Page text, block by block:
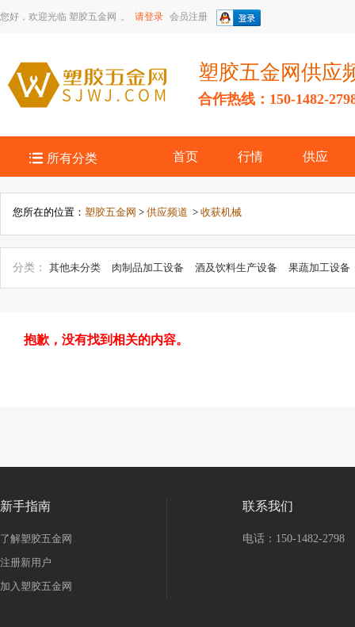
您好，欢迎光临 塑胶五金网 。 请登录 会员注册
塑胶五金网供应
合作热线：150-1482-
 所有分类 首页 行情 供应
您所在的位置： 塑胶五金网 > 供应频道 > 收获机械
分类： 其他未分类 肉制品加工设备 酒及饮料生产设备
果蔬加工设备
种植机械
渔业机械 农用品、农用机械 农业实验设备 柴油机
农业
初加工设备
抱歉，没有找到相关的内容。
新手指南
了解塑胶五金网
注册新用户
加入塑胶五金网
联系我们
电话：150-1482-2798